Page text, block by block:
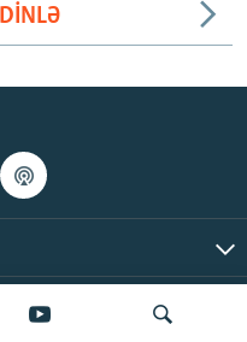
Inc. | Bütün hüquqlar qorunur